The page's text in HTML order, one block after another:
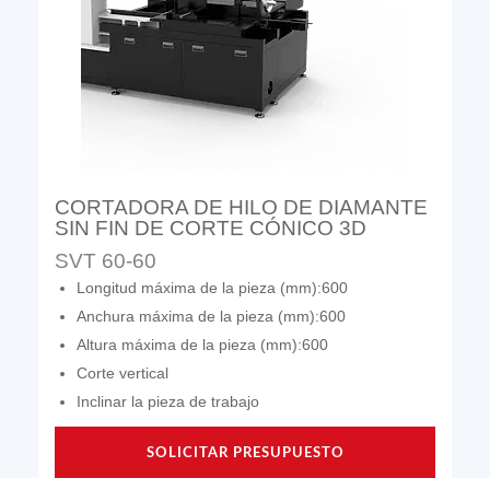
CORTADORA DE HILO DE DIAMANTE
SIN FIN DE CORTE CÓNICO 3D
SVT 60-60
Longitud máxima de la pieza (mm):600
Anchura máxima de la pieza (mm):600
Altura máxima de la pieza (mm):600
Corte vertical
Inclinar la pieza de trabajo
SOLICITAR PRESUPUESTO